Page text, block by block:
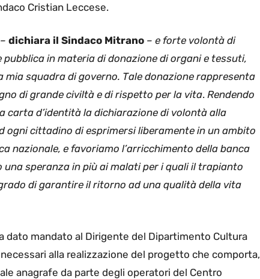
Cristian Leccese.
dichiara il Sindaco Mitrano – e forte volontà di
in materia di donazione di organi e tessuti,
squadra di governo. Tale donazione rappresenta
di grande civiltà e di rispetto per la vita. Rendendo
d’identità la dichiarazione di volontà alla
ogni cittadino di esprimersi liberamente in un ambito
nazionale, e favoriamo l’arricchimento della banca
speranza in più ai malati per i quali il trapianto
di garantire il ritorno ad una qualità della vita
dato mandato al Dirigente del Dipartimento Cultura
alla realizzazione del progetto che comporta,
anagrafe da parte degli operatori del Centro